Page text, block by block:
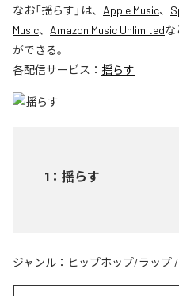
なお「揺らす 」は、 Apple Music、
Music、 Amazon Music Unlimitedな
ができる。
各配信サービス： 揺らす
1 ： 揺らす
ジャンル： ヒップホップ/ラップ /